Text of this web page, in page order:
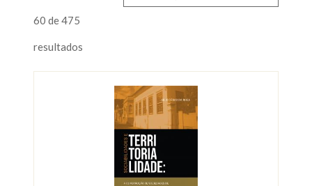
60 de 475
resultados